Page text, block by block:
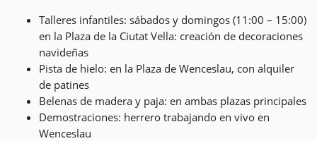
Talleres infantiles: sábados y domingos (11:00 – 15:00)
en la Plaza de la Ciutat Vella: creación de decoraciones
navideñas
Pista de hielo: en la Plaza de Wenceslau, con alquiler
de patines
Belenas de madera y paja: en ambas plazas principales
Demostraciones: herrero trabajando en vivo en
Wenceslau